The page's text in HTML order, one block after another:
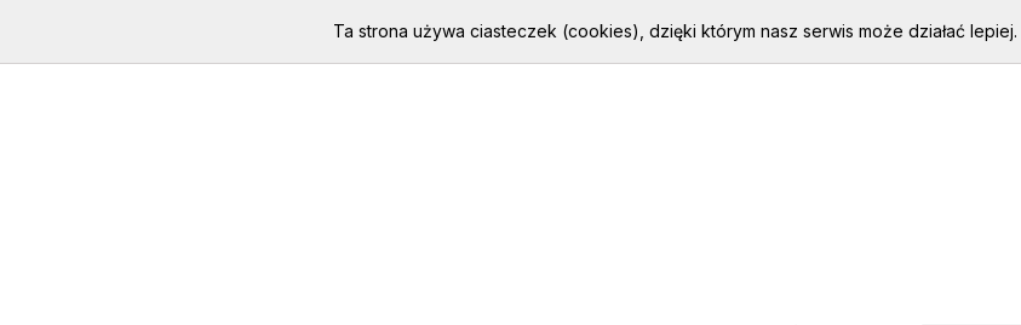
Ta strona używa ciasteczek (cookies), dzięki którym nasz serwis może działać lepiej.